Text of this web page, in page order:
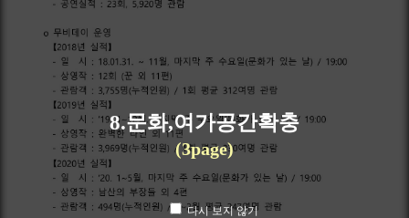
8.문화,여가공간확충
(3page)
다시 보지 않기